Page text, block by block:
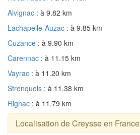
Alvignac : à 9.82 km
Lachapelle-Auzac : à 9.85 km
Cuzance : à 9.90 km
Carennac : à 11.15 km
Vayrac : à 11.20 km
Strenquels : à 11.38 km
Rignac : à 11.79 km
Localisation de Creysse en France